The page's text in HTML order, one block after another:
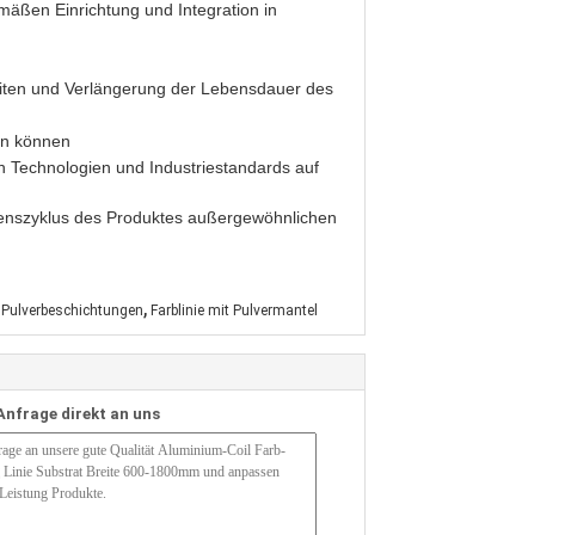
Einrichtung und Integration in
und Verlängerung der Lebensdauer des
können
und Industriestandards auf
des Produktes außergewöhnlichen
, Farblinie mit Pulvermantel
direkt an uns